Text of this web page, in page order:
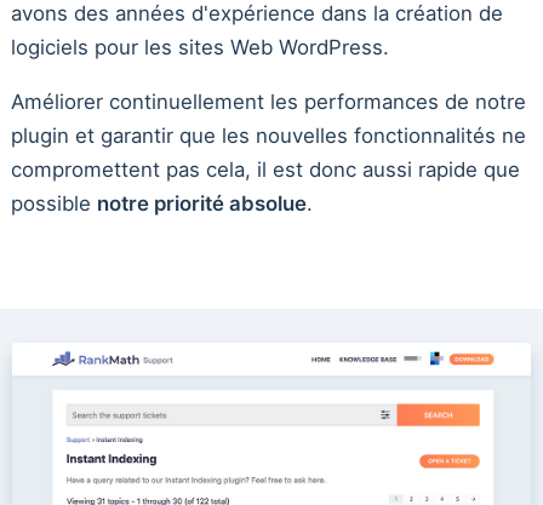
avons des années d'expérience dans la création de
logiciels pour les sites Web WordPress.
Améliorer continuellement les performances de notre
plugin et garantir que les nouvelles fonctionnalités ne
compromettent pas cela, il est donc aussi rapide que
possible notre priorité absolue.